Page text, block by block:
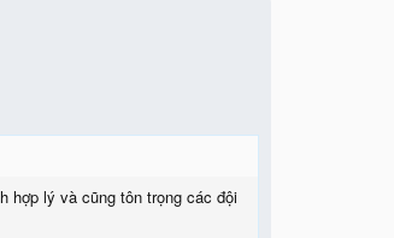
hợp lý và cũng tôn trọng các đội